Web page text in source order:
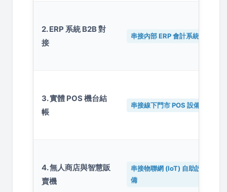
2. ERP 系統 B2B 對
接
串接內部 ERP 會計系統
3. 實體 POS 機台結
帳
串接線下門市 POS 設備
4. 無人商店與智慧販
賣機
串接物聯網 (IoT) 自助設
備